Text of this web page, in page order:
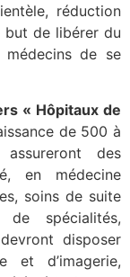
réduction
de libérer du
de se
« Hôpitaux de
de 500 à
des
en médecine
soins de suite
spécialités,
disposer
et d’imagerie,